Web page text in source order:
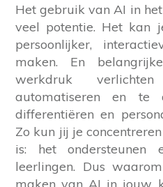
Het gebruik van AI in
veel potentie. Het kan
persoonlijker,
maken. En
werkdruk
automatiseren en te
differentiëren en
Zo kun jij je
is: het ondersteunen
leerlingen. Dus
maken van AI in jouw